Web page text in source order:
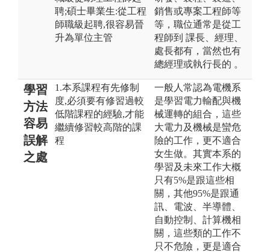
聘;碩士畢業生:從工程
師職級起聘,很容易晉
升為單位主管
銷售或專案工程師等
等，職位通常是從工
程師到 課長、經理、
處長都有，當然也有
總經理或執行長的 。
學習
方法
容易
誤解
之處
1.本系課程有先修制
度,必須要有修習過較
低階課程的經驗,才能
繼續修習較高階的課
程
一般人常認為電機系
是學習電力輸配與機
械運轉的組合，這些
大電力及機械是蠻危
險的工作，更不適合
女生做。其實本系的
學習及未來工作大概
只有5%是跟這些相
關，其他95%是跟通
訊、電波、半導體、
自動控制、計算機相
關，這些類的工作不
只不危險，更是適合